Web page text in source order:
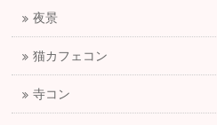
夜景
猫カフェコン
寺コン